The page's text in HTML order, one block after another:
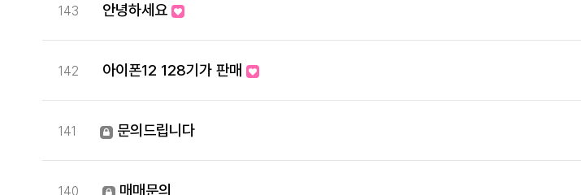
143 안녕하세요
142 아이폰12 128기가 판매
141 문의드립니다
140 매매문의